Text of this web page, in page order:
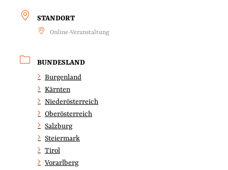
STANDORT
Online-Veranstaltung
BUNDESLAND
Burgenland
Kärnten
Niederösterreich
Oberösterreich
Salzburg
Steiermark
Tirol
Vorarlberg